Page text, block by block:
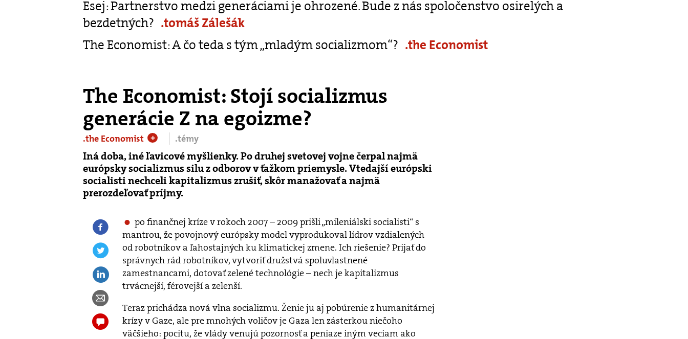
Esej: Partnerstvo medzi generáciami je ohrozené. Bude z nás spoločenstvo osirelých a
bezdetných? .tomáš Zálešák
The Economist: A čo teda s tým „mladým socializmom“? .the Economist
The Economist: Stojí socializmus
generácie Z na egoizme?
.the Economist + .témy
Iná doba, iné ľavicové myšlienky. Po druhej svetovej vojne čerpal najmä
európsky socializmus silu z odborov v ťažkom priemysle. Vtedajší európski
socialisti nechceli kapitalizmus zrušiť, skôr manažovať a najmä
prerozdeľovať príjmy.
po finančnej kríze v rokoch 2007 – 2009 prišli „mileniálski socialisti“ s
mantrou, že povojnový európsky model vyprodukoval lídrov vzdialených
od robotníkov a ľahostajných ku klimatickej zmene. Ich riešenie? Prijať do
správnych rád robotníkov, vytvoriť družstvá spoluvlastnené
zamestnancami, dotovať zelené technológie – nech je kapitalizmus
trvácnejší, férovejší a zelenší.
Teraz prichádza nová vlna socializmu. Ženie ju aj pobúrenie z humanitárnej
krízy v Gaze, ale pre mnohých voličov je Gaza len zásterkou niečoho
väčšieho: pocitu, že vlády venujú pozornosť a peniaze iným veciam ako